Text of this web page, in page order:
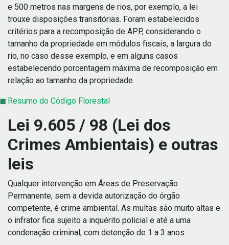
e 500 metros nas margens de rios, por exemplo, a lei
trouxe disposições transitórias. Foram estabelecidos
critérios para a recomposição de APP, considerando o
tamanho da propriedade em módulos fiscais, a largura do
rio, no caso desse exemplo, e em alguns casos
estabelecendo porcentagem máxima de recomposição em
relação ao tamanho da propriedade.
Resumo do Código Florestal
Lei 9.605 / 98 (Lei dos
Crimes Ambientais) e outras
leis
Qualquer intervenção em Áreas de Preservação
Permanente, sem a devida autorização do órgão
competente, é crime ambiental. As multas são muito altas e
o infrator fica sujeito a inquérito policial e até a uma
condenação criminal, com detenção de 1 a 3 anos.